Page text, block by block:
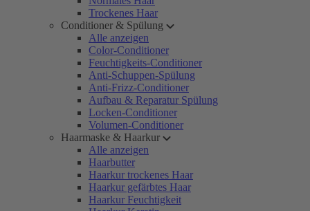
Trockenes Haar
Conditioner & Spülung
Alle anzeigen
Color-Conditioner
Feuchtigkeits-Conditioner
Anti-Schuppen-Spülung
Anti-Frizz-Conditioner
Aufbau & Reparatur Spülung
Locken-Conditioner
Volumen-Conditioner
Haarmaske & Haarkur
Alle anzeigen
Haarbutter
Haarkur trockenes Haar
Haarkur gefärbtes Haar
Haarkur Feuchtigkeit